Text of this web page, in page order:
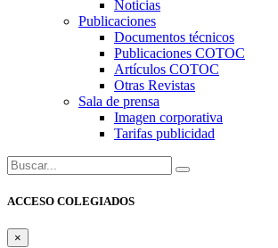
Noticias
Publicaciones
Documentos técnicos
Publicaciones COTOC
Artículos COTOC
Otras Revistas
Sala de prensa
Imagen corporativa
Tarifas publicidad
Buscar:
ACCESO COLEGIADOS
×